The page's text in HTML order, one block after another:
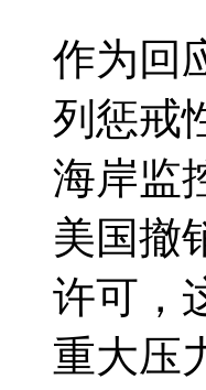
作为回
列惩戒
海岸监
美国撤
许可，
重大压